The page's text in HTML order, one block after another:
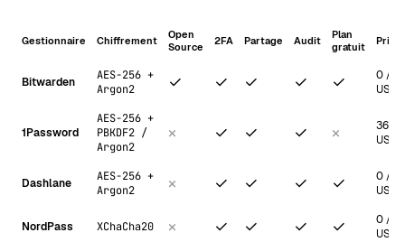
Gestionnaire Chiffrement
Open
Source
2FA Partage Audit
Plan
gratuit
Prix/
Bitwarden
AES-256 +
Argon2
✓ ✓ ✓ ✓ ✓
0 / 10
USD
1Password
AES-256 +
PBKDF2 /
Argon2
× ✓ ✓ ✓ ×
36
USD
Dashlane
AES-256 +
Argon2
× ✓ ✓ ✓ ✓
0 /
USD
NordPass XChaCha20 × ✓ ✓ ✓ ✓
0 /
USD